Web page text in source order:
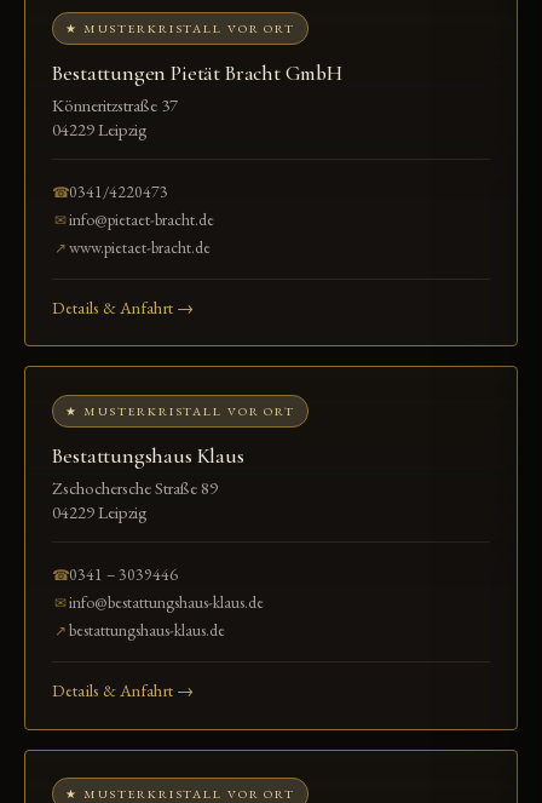
★ MUSTERKRISTALL VOR ORT
Bestattungen Pietät Bracht GmbH
Könneritzstraße 37
04229 Leipzig
☎0341/4220473
✉info@pietaet-bracht.de
↗www.pietaet-bracht.de
Details & Anfahrt →
★ MUSTERKRISTALL VOR ORT
Bestattungshaus Klaus
Zschochersche Straße 89
04229 Leipzig
☎0341 – 3039446
✉info@bestattungshaus-klaus.de
↗bestattungshaus-klaus.de
Details & Anfahrt →
★ MUSTERKRISTALL VOR ORT